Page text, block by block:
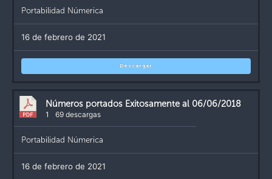
Portabilidad Númerica
16 de febrero de 2021
Descargar
Números portados Exitosamente al 06/06/2018
1 69 descargas
Portabilidad Númerica
16 de febrero de 2021